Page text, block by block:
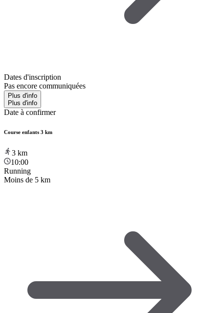
Dates d'inscription
Pas encore communiquées
Plus d'info
Plus d'info
Date à confirmer
Course enfants 3 km
3 km
10:00
Running
Moins de 5 km